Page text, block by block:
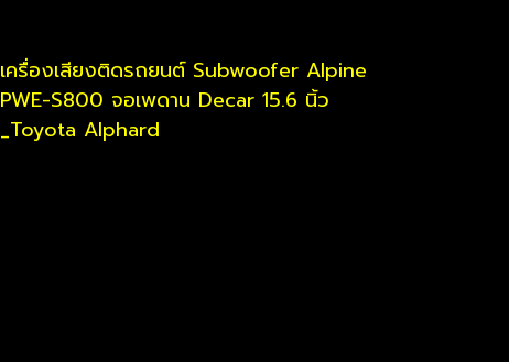
เครื่องเสียงติดรถยนต์ Subwoofer Alpine
PWE-S800 จอเพดาน Decar 15.6 นิ้ว
_Toyota Alphard